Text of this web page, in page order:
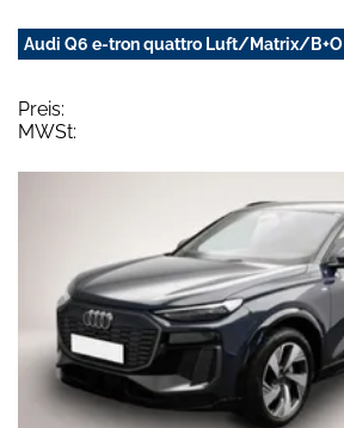
Audi Q6 e-tron quattro Luft/Matrix/B+O
Preis:
MWSt: